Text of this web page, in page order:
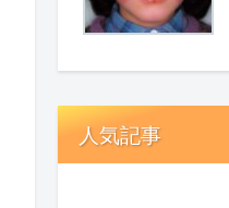
人気記事